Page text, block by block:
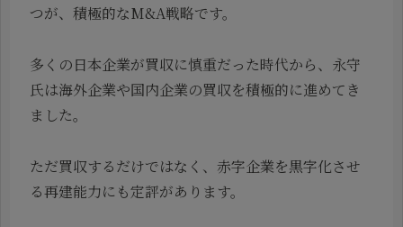
つが、積極的なM&A戦略です。
多くの日本企業が買収に慎重だった時代から、永守
氏は海外企業や国内企業の買収を積極的に進めてき
ました。
ただ買収するだけではなく、赤字企業を黒字化させ
る再建能力にも定評があります。